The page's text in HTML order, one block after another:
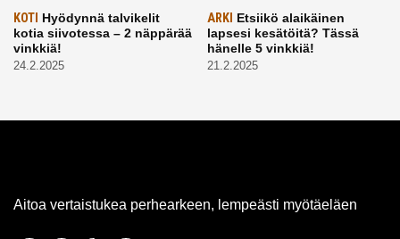
KOTI Hyödynnä talvikelit
kotia siivotessa – 2 näppärää
vinkkiä!
24.2.2025
ARKI Etsiikö alaikäinen
lapsesi kesätöitä? Tässä
hänelle 5 vinkkiä!
21.2.2025
Aitoa vertaistukea perhearkeen, lempeästi myötäeläen